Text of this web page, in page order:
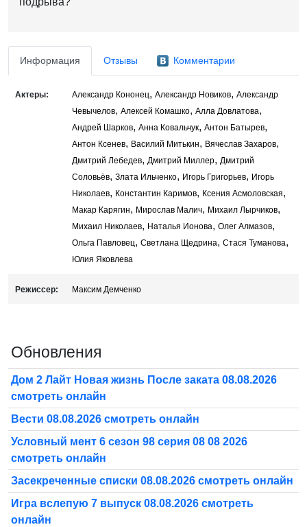
Информация Отзывы Комментарии
Актеры: Александр Кононец, Александр Новиков, Александр
Чевычелов, Алексей Комашко, Алла Довлатова,
Андрей Шарков, Анна Ковальчук, Антон Батырев,
Антон Ксенев, Василий Митькин, Вячеслав Захаров,
Дмитрий Лебедев, Дмитрий Миллер, Дмитрий
Соловьёв, Злата Ильченко, Игорь Григорьев, Игорь
Николаев, Константин Каримов, Ксения Асмоловская,
Макар Карягин, Мирослав Малич, Михаил Лырчиков,
Михаил Николаев, Наталья Ионова, Олег Алмазов,
Ольга Павловец, Светлана Щедрина, Стася Туманова,
Юлия Яковлева
Режиссер: Максим Демченко
Обновления
Дом 2 Лайт Новая жизнь После заката 08.08.2026
смотреть онлайн
Вести 08.08.2026 смотреть онлайн
Условный мент 6 сезон 98 серия 08 08 2026
смотреть онлайн
Засекреченные списки 08.08.2026 смотреть онлайн
Игра вслепую 7 выпуск 08.08.2026 смотреть
онлайн